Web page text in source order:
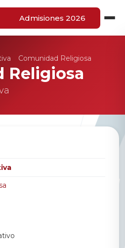
Admisiones 2026
Comunidad Religiosa
Religiosa